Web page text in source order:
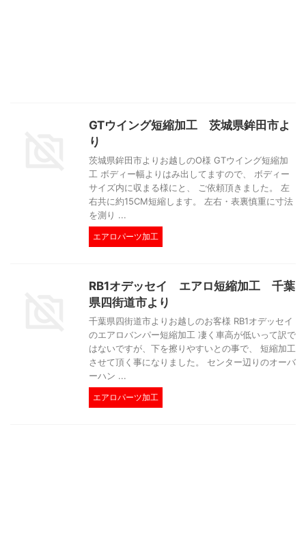
GTウイング短縮加工 茨城県鉾田市よ
り
茨城県鉾田市よりお越しのO様 GTウイング短縮加
工 ボディー幅よりはみ出してますので、 ボディー
サイズ内に収まる様にと、 ご依頼頂きました。 左
右共に約15CM短縮します。 左右・表裏慎重に寸法
を測り ...
エアロパーツ加工
RB1オデッセイ エアロ短縮加工 千葉
県四街道市より
千葉県四街道市よりお越しのお客様 RB1オデッセイ
のエアロバンパー短縮加工 凄く車高が低いって訳で
はないですが、下を擦りやすいとの事で、 短縮加工
させて頂く事になりました。 センター辺りのオーバ
ーハン ...
エアロパーツ加工